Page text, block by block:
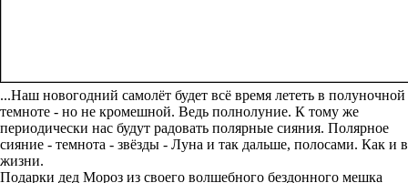
...Наш новогодний самолёт будет всё время лететь в полуночной
темноте - но не кромешной. Ведь полнолуние. К тому же
периодически нас будут радовать полярные сияния. Полярное
сияние - темнота - звёзды - Луна и так дальше, полосами. Как и в
жизни.
Подарки дед Мороз из своего волшебного бездонного мешка